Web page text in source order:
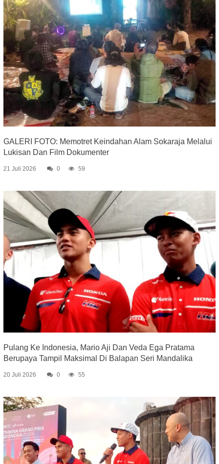
GALERI FOTO: Memotret Keindahan Alam Sokaraja Melalui
Lukisan Dan Film Dokumenter
21 Juli 2026 0 59
Pulang Ke Indonesia, Mario Aji Dan Veda Ega Pratama
Berupaya Tampil Maksimal Di Balapan Seri Mandalika
20 Juli 2026 0 55